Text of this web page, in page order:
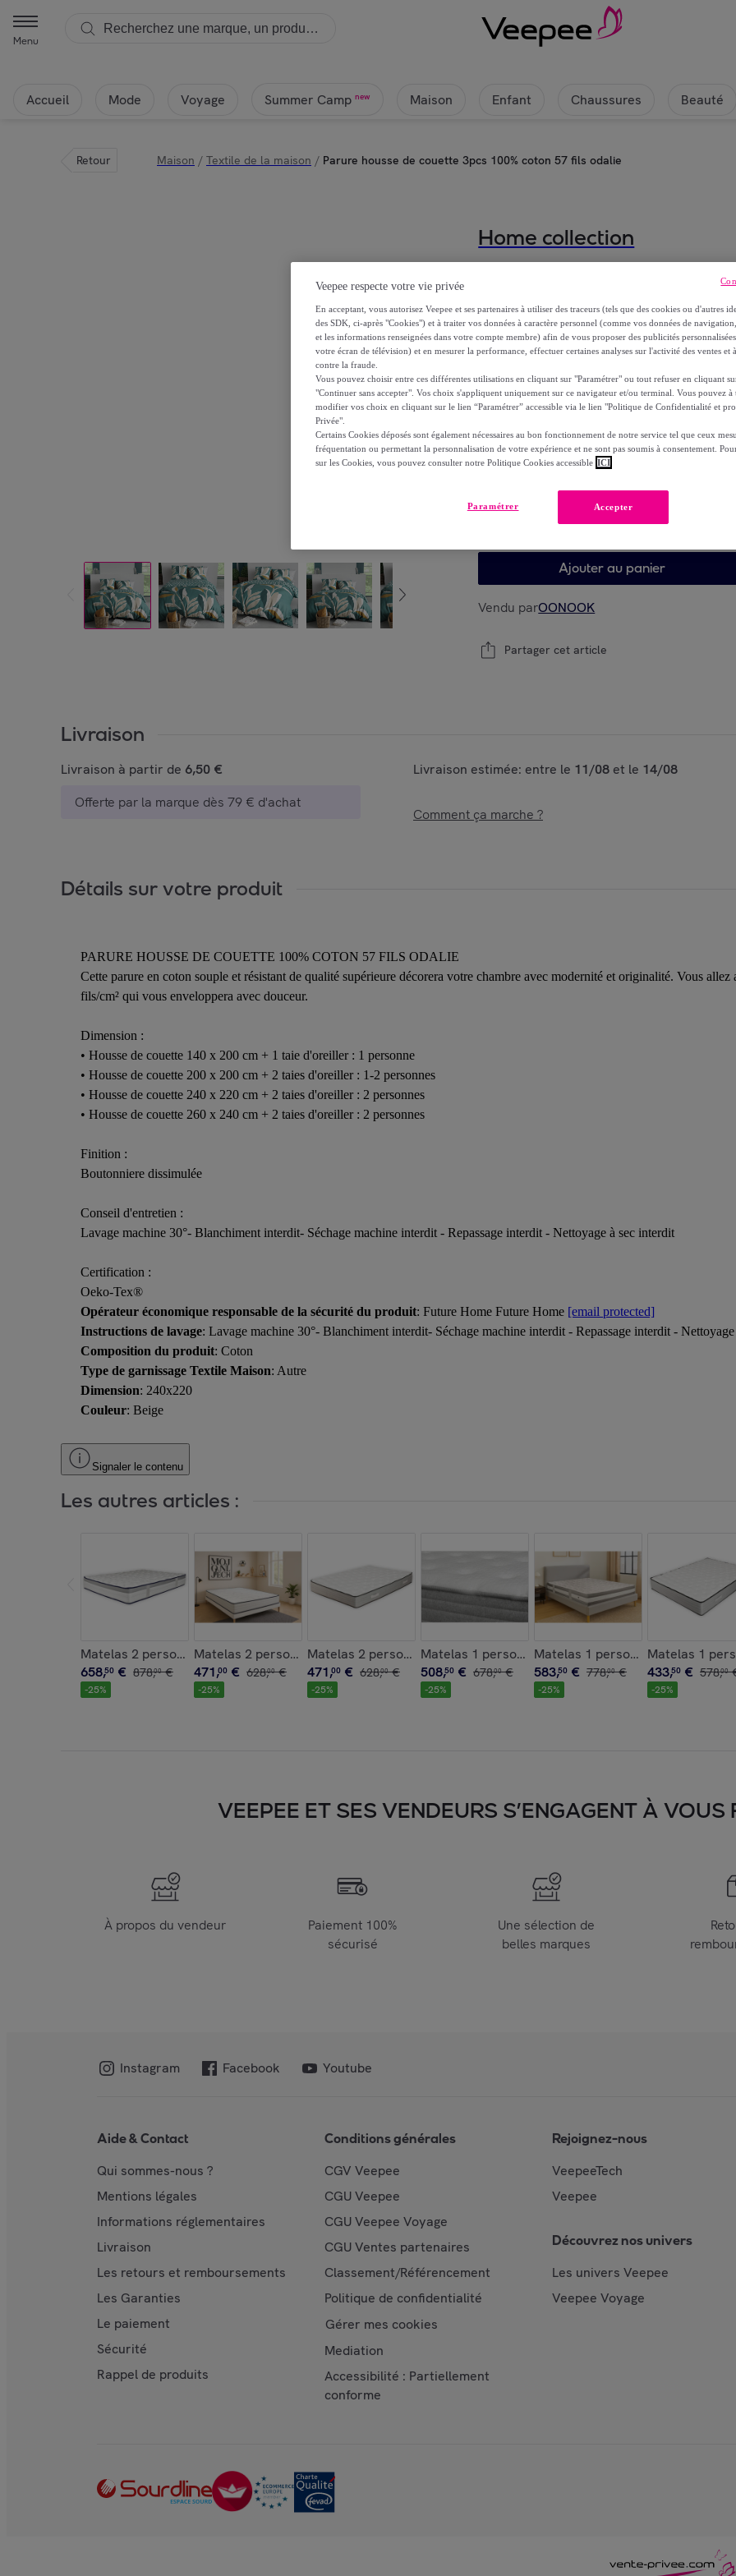
Menu
Accueil Mode Voyage Summer Camp new Maison Enfant Chaussures Beauté
Retour Maison / Textile de la maison / Parure housse de couette 3pcs 100% coton 57 fils odalie
Home collection
Parure housse de couette 3pcs
À partir de
58,65 €
69,00 €
-15%
Choisissez votre modèle
Choisissez votre modèle
Ajouter au panier
Vendu parOONOOK
Partager cet article
Livraison
Livraison à partir de 6,50 €
Offerte par la marque dès 79 € d'achat
Livraison estimée: entre le 11/08 et le 14/08
Comment ça marche ?
Détails sur votre produit
PARURE HOUSSE DE COUETTE 100% COTON 57 FILS ODALIE
Cette parure en coton souple et résistant de qualité supérieure décorera votre chambre avec modernité et originalité. Vous allez
fils/cm² qui vous enveloppera avec douceur.
Dimension :
• Housse de couette 140 x 200 cm + 1 taie d'oreiller : 1 personne
• Housse de couette 200 x 200 cm + 2 taies d'oreiller : 1-2 personnes
• Housse de couette 240 x 220 cm + 2 taies d'oreiller : 2 personnes
• Housse de couette 260 x 240 cm + 2 taies d'oreiller : 2 personnes
Finition :
Boutonniere dissimulée
Conseil d'entretien :
Lavage machine 30°- Blanchiment interdit- Séchage machine interdit - Repassage interdit - Nettoyage à sec interdit
Certification :
Oeko-Tex®
Opérateur économique responsable de la sécurité du produit: Future Home Future Home [email protected]
Instructions de lavage: Lavage machine 30°- Blanchiment interdit- Séchage machine interdit - Repassage interdit -
Composition du produit: Coton
Type de garnissage Textile Maison: Autre
Dimension: 240x220
Couleur: Beige
Signaler le contenu
Les autres articles :
Matelas 2 personnes mousse visco - louna
658,50 € 878,00 €
-25%
Matelas 2 personnes mousse conft -regis
471,00 € 628,00 €
-25%
Matelas 2 personnes mousse mémoire de fme - mayeul
471,00 € 628,00 €
-25%
Matelas 1 personne mousse hr mémoire de fme - nils
508,50 € 678,00 €
-25%
Matelas 1 personne mousse
583,50 € 778,00 €
-25%
Matelas 1
433,50 € 578,00
-25%
VEEPEE ET SES VENDEURS S’ENGAGENT À VOUS
À propos du vendeur
Paiement 100%
sécurisé
Une sélection de
belles marques
Instagram Facebook Youtube
Aide & Contact
Qui sommes-nous ?
Mentions légales
Informations réglementaires
Livraison
Les retours et remboursements
Les Garanties
Le paiement
Sécurité
Rappel de produits
Conditions générales
CGV Veepee
CGU Veepee
CGU Veepee Voyage
CGU Ventes partenaires
Classement/Référencement
Politique de confidentialité
Gérer mes cookies
Mediation
Accessibilité : Partiellement
conforme
Rejoignez-nous
VeepeeTech
Veepee
Découvrez nos univers
Les univers Veepee
Veepee Voyage
Veepee respecte votre vie privée
En acceptant, vous autorisez Veepee et ses partenaires à utiliser des traceurs (tels que des cookies ou d'autres
des SDK, ci-après "Cookies") et à traiter vos données à caractère personnel (comme vos données de
et les informations renseignées dans votre compte membre) afin de vous proposer des publicités
votre écran de télévision) et en mesurer la performance, effectuer certaines analyses sur l'activité des ventes et
contre la fraude.
Vous pouvez choisir entre ces différentes utilisations en cliquant sur "Paramétrer" ou tout refuser en cliquant
"Continuer sans accepter". Vos choix s'appliquent uniquement sur ce navigateur et/ou terminal. Vous pouvez
modifier vos choix en cliquant sur le lien “Paramétrer” accessible via le lien "Politique de Confidentialité et
Privée".
Certains Cookies déposés sont également nécessaires au bon fonctionnement de notre service tel que ceux
fréquentation ou permettant la personnalisation de votre expérience et ne sont pas soumis à consentement.
sur les Cookies, vous pouvez consulter notre Politique Cookies accessible ICI
Accepter
Paramétrer